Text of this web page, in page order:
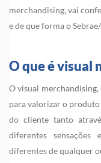
merchandising, vai
e de que forma o
O que é visual
O visual
para valorizar o produto
do cliente tanto
diferentes
diferentes de qualquer